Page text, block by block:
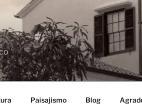
Paisajismo Blog